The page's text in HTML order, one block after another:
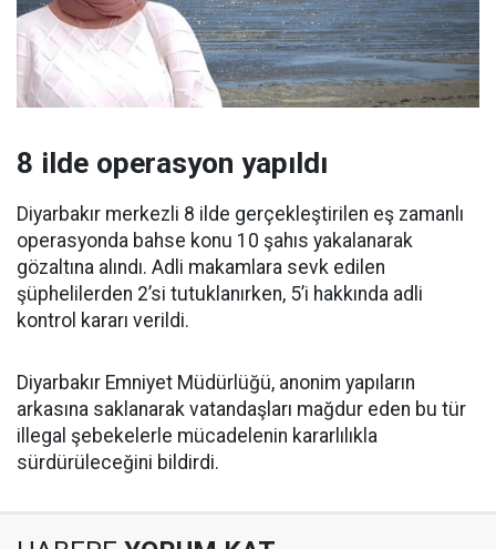
8 ilde operasyon yapıldı
Diyarbakır merkezli 8 ilde gerçekleştirilen eş zamanlı
operasyonda bahse konu 10 şahıs yakalanarak
gözaltına alındı. Adli makamlara sevk edilen
şüphelilerden 2’si tutuklanırken, 5’i hakkında adli
kontrol kararı verildi.
Diyarbakır Emniyet Müdürlüğü, anonim yapıların
arkasına saklanarak vatandaşları mağdur eden bu tür
illegal şebekelerle mücadelenin kararlılıkla
sürdürüleceğini bildirdi.